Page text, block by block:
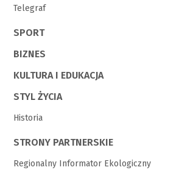
Telegraf
SPORT
BIZNES
KULTURA I EDUKACJA
STYL ŻYCIA
Historia
STRONY PARTNERSKIE
Regionalny Informator Ekologiczny